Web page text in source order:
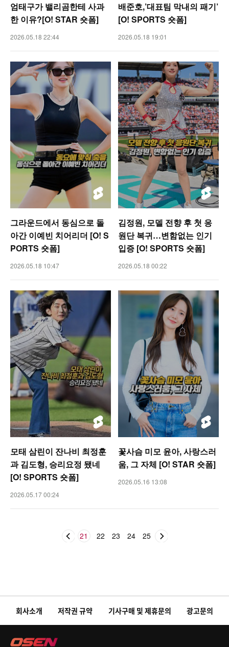
엄태구가 밸리곰한테 사과
한 이유?[O! STAR 숏폼]
2026.05.18 22:44
배준호,’대표팀 막내의 패기’
[O! SPORTS 숏폼]
2026.05.18 19:01
그라운드에서 동심으로 돌
아간 이예빈 치어리더 [O! S
PORTS 숏폼]
2026.05.18 10:47
김정원, 모델 전향 후 첫 응
원단 복귀…변함없는 인기
입증 [O! SPORTS 숏폼]
2026.05.18 00:22
모태 삼린이 잔나비 최정훈
과 김도형, 승리요정 됐네
[O! SPORTS 숏폼]
2026.05.17 00:24
꽃사슴 미모 윤아, 사랑스러
움, 그 자체 [O! STAR 숏폼]
2026.05.16 13:08
21 22 23 24 25
회사소개 저작권 규약 기사구매 및 제휴문의 광고문의